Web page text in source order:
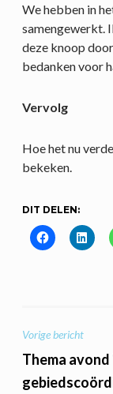
We hebben in
samengewerkt.
deze knoop
bedanken voor
Vervolg
Hoe het nu
bekeken.
DIT DELEN:
BERICHT
Vorige bericht
Thema